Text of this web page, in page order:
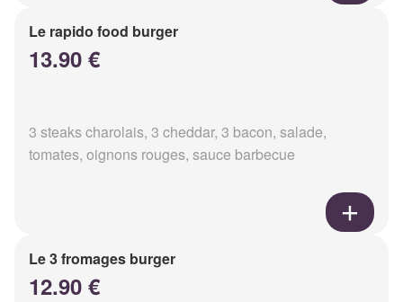
Le rapido food burger
13.90 €
3 steaks charolais, 3 cheddar, 3 bacon, salade,
tomates, oignons rouges, sauce barbecue
Le 3 fromages burger
12.90 €